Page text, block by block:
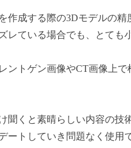
作成する際の3Dモデルの精
レている場合でも、とても
ントゲン画像やCT画像上
聞くと素晴らしい内容の技
ートしていき問題なく使用